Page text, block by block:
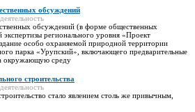
обсуждений
обсуждений (в форме общественных
экспертизы регионального уровня «Проект
особо охраняемой природной территории
парка «Урупский», включающего предварительные
окружающую среду
строительства
стало явлением столь же привычным,